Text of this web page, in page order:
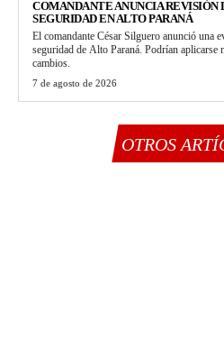
COMANDANTE ANUNCIA REVISIÓN
SEGURIDAD EN ALTO PARANÁ
El comandante César Silguero anunció una
seguridad de Alto Paraná. Podrían aplicarse
cambios.
7 de agosto de 2026
OTROS